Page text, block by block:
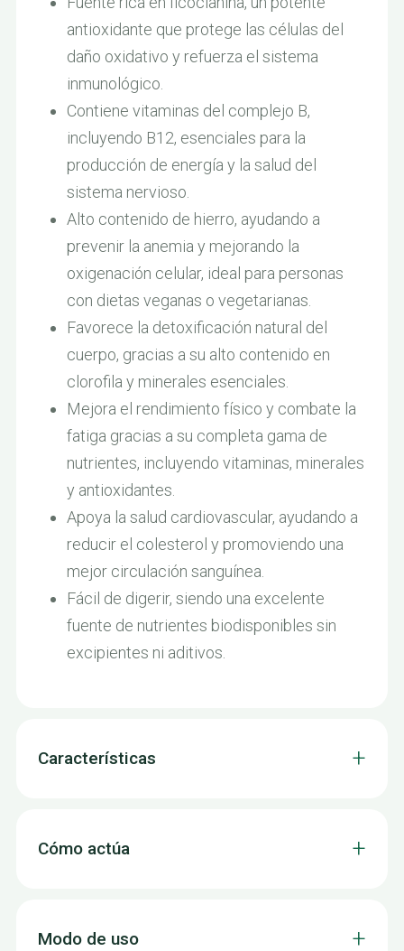
antioxidante que protege las células del
daño oxidativo y refuerza el sistema
inmunológico.
Contiene vitaminas del complejo B,
incluyendo B12, esenciales para la
producción de energía y la salud del
sistema nervioso.
Alto contenido de hierro, ayudando a
prevenir la anemia y mejorando la
oxigenación celular, ideal para personas
con dietas veganas o vegetarianas.
Favorece la detoxificación natural del
cuerpo, gracias a su alto contenido en
clorofila y minerales esenciales.
Mejora el rendimiento físico y combate la
fatiga gracias a su completa gama de
nutrientes, incluyendo vitaminas, minerales
y antioxidantes.
Apoya la salud cardiovascular, ayudando a
reducir el colesterol y promoviendo una
mejor circulación sanguínea.
Fácil de digerir, siendo una excelente
fuente de nutrientes biodisponibles sin
excipientes ni aditivos.
Características
Cómo actúa
Modo de uso